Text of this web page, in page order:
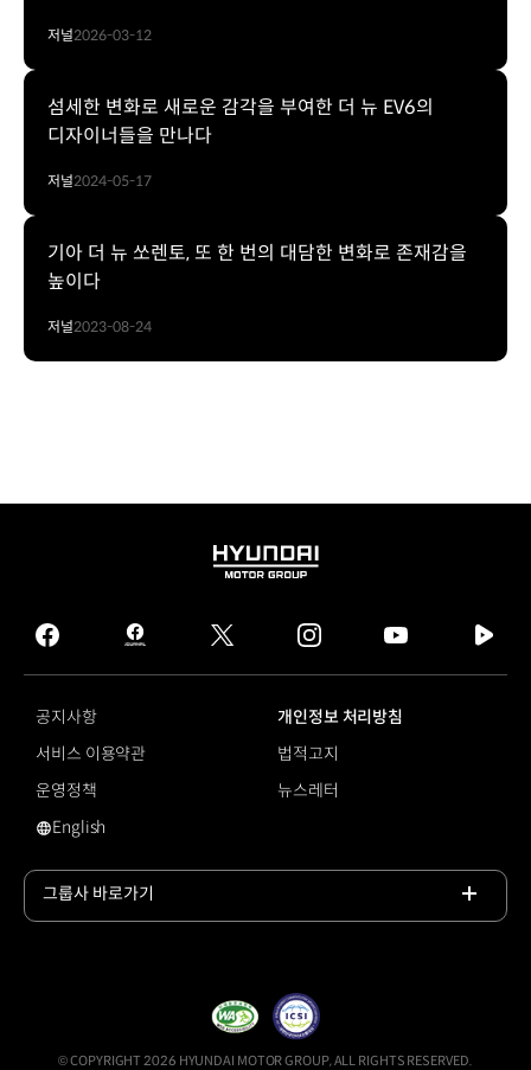
저널2026-03-12
섬세한 변화로 새로운 감각을 부여한 더 뉴 EV6의
디자이너들을 만나다
저널2024-05-17
기아 더 뉴 쏘렌토, 또 한 번의 대담한 변화로 존재감을
높이다
저널2023-08-24
HYUNDAI
GROUP
facebook
hmg
journal
twitter instagram
tv
공지사항
개인정보 처리방침
서비스 이용약관
법적고지
운영정책
뉴스레터
스타맵 시그니처 라이팅
English
그룹사 바로가기
© COPYRIGHT 2026 HYUNDAI MOTOR GROUP, ALL RIGHTS RESERVED.